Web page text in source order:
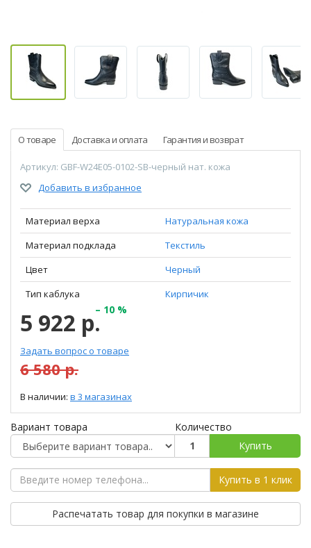
О товаре Доставка и оплата Гарантия и возврат
Артикул: GBF-W24E05-0102-SB-черный нат. кожа
Добавить в избранное
Материал верха
Натуральная кожа
Материал подклада
Текстиль
Цвет
Черный
Тип каблука
Кирпичик
5 922 р.– 10 %
Задать вопрос о товаре
6 580 р.
В наличии: в 3 магазинах
Вариант товара
Количество
Купить
Купить в 1 клик
Распечатать товар для покупки в магазине